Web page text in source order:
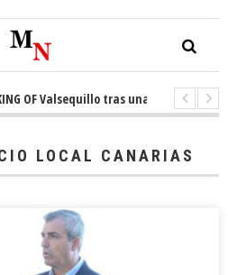
tras una jornada de
LOCAL CANARIAS